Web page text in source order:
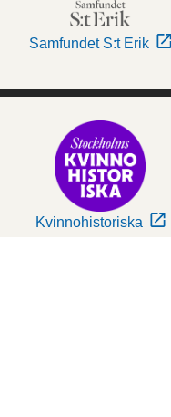
Samfundet S:t Erik
Kvinnohistoriska